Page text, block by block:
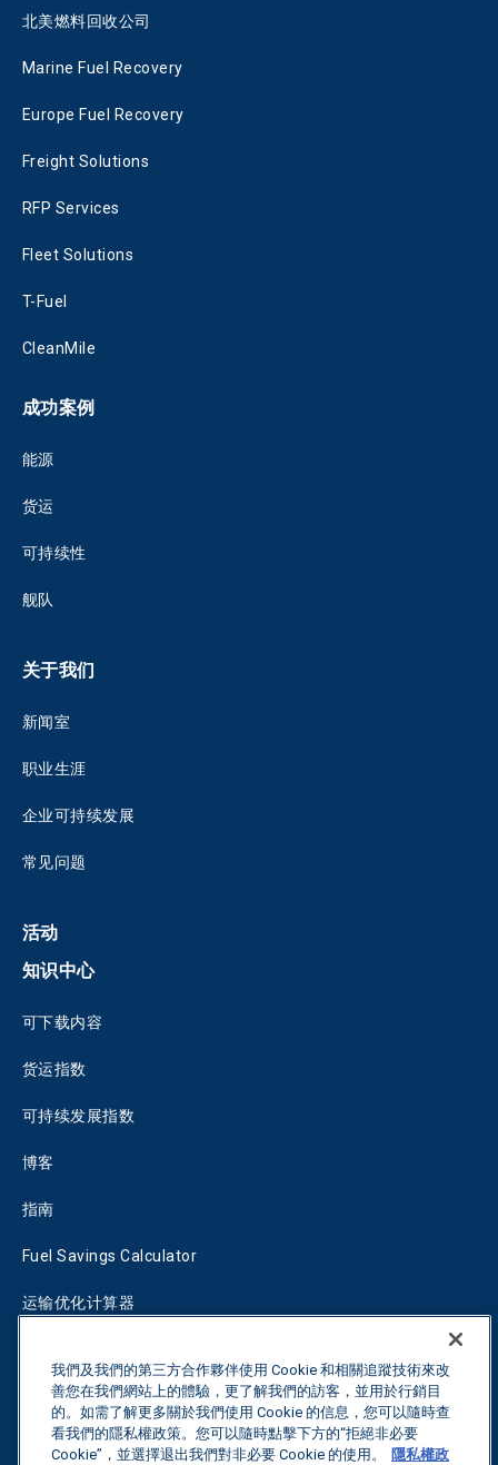
北美燃料回收公司
Marine Fuel Recovery
Europe Fuel Recovery
Freight Solutions
RFP Services
Fleet Solutions
T-Fuel
CleanMile
成功案例
能源
货运
可持续性
舰队
关于我们
新闻室
职业生涯
企业可持续发展
常见问题
活动
知识中心
可下载内容
货运指数
可持续发展指数
博客
指南
Fuel Savings Calculator
运输优化计算器
联系我们
我們及我們的第三方合作夥伴使用 Cookie 和相關追蹤技術來改
善您在我們網站上的體驗，更了解我們的訪客，並用於行銷目
的。如需了解更多關於我們使用 Cookie 的信息，您可以隨時查
看我們的隱私權政策。您可以隨時點擊下方的“拒絕非必要
Cookie”，並選擇退出我們對非必要 Cookie 的使用。
隱私權政